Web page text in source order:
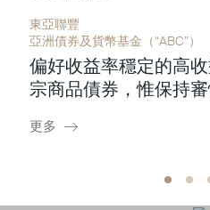
東亞聯豐
亞洲債券及貨幣基金（“ABC”）
偏好收益率穩定的高
宗商品債券，惟保持
更多